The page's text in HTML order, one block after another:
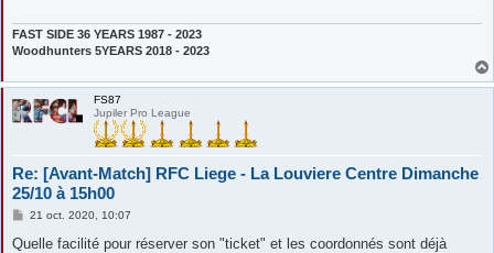
FAST SIDE 36 YEARS 1987 - 2023
Woodhunters 5YEARS 2018 - 2023
FS87
Jupiler Pro League
Re: [Avant-Match] RFC Liege - La Louviere Centre Dimanche
25/10 à 15h00
M
s
21 oct. 2020, 10:07
Quelle facilité pour réserver son "ticket" et les coordonnés sont déjà